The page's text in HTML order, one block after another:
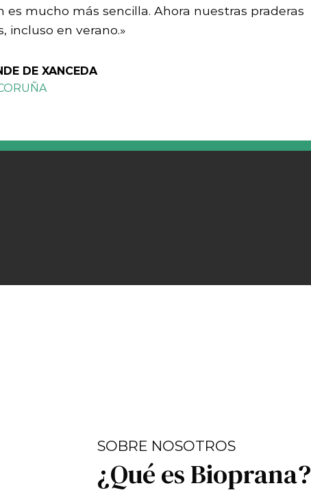
mucho más sencilla. Ahora nuestras praderas
incluso en verano.»
DE XANCEDA
SOBRE NOSOTROS
¿Qué es Bioprana?